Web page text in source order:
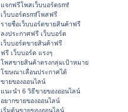
แจกฟรีโพสเว็บบอร์ดsmf
เว็บบอร์ดsmfโพสฟรี
รายชื่อเว็บบอร์ดขายสินค้าฟรี
ลงประกาศฟรี เว็บบอร์ด
เว็บบอร์ดขายสินค้าฟรี
ฟรี เว็บบอร์ด แรงๆ
โพสขายสินค้าตรงกลุ่มเป้าหมาย
โฆษณาเลื่อนประกาศได้
ขายของออนไลน์
แนะนำ 6 วิธีขายของออนไลน์
อยากขายของออนไลน์
เริ่มต้นขายของออนไลน์